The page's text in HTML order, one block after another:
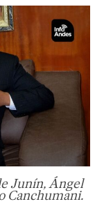
Junín, Ángel
Canchumani.